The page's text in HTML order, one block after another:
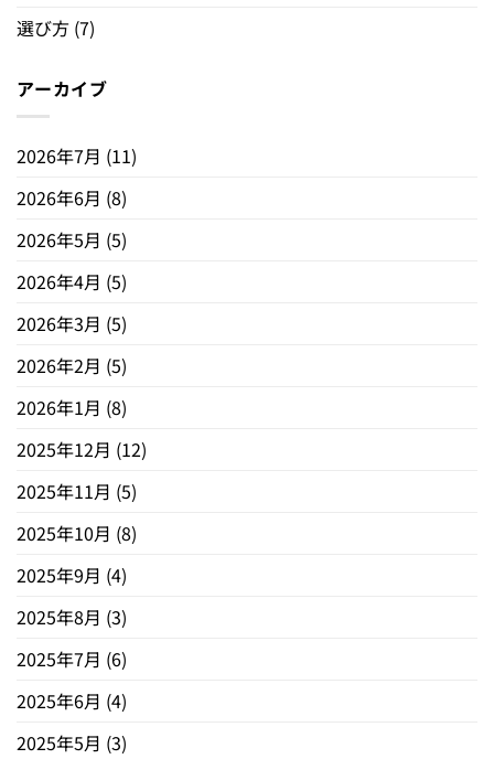
選び方 (7)
アーカイブ
2026年7月 (11)
2026年6月 (8)
2026年5月 (5)
2026年4月 (5)
2026年3月 (5)
2026年2月 (5)
2026年1月 (8)
2025年12月 (12)
2025年11月 (5)
2025年10月 (8)
2025年9月 (4)
2025年8月 (3)
2025年7月 (6)
2025年6月 (4)
2025年5月 (3)